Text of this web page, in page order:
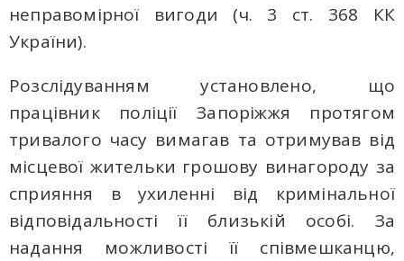
неправомірної вигоди (ч. 3 ст. 368 КК
України).
Розслідуванням установлено, що
працівник поліції Запоріжжя протягом
тривалого часу вимагав та отримував від
місцевої жительки грошову винагороду за
сприяння в ухиленні від кримінальної
відповідальності її близькій особі. За
надання можливості її співмешканцю,